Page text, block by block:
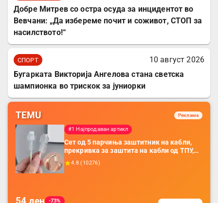
Добре Митрев со остра осуда за инцидентот во
Вевчани: „Да избереме почит и соживот, СТОП за
насилството!“
СПОРТ
10 август 2026
Бугарката Викторија Ангелова стана светска
шампионка во трискок за јуниорки
TEMU Реклама
#1 Најпродаван артикл
Сет од 5 парчиња заштитник на кабли,
прекривка за заштита на кабли од ТПУ,
додатоци за заштита на кабли, без
батерија, за мобилни телефони, комплет
4.8 ( 10276)
-73%